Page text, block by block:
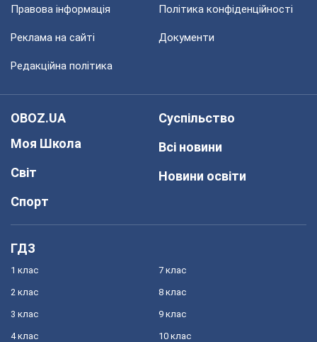
Правова інформація Політика конфіденційності
Реклама на сайті Документи
Редакційна політика
OBOZ.UA
Моя Школа
Світ
Спорт
Суспільство
Всі новини
Новини освіти
ГДЗ
1 клас
2 клас
3 клас
4 клас
7 клас
8 клас
9 клас
10 клас